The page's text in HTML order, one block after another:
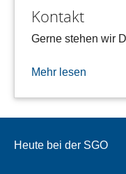
Kontakt
Gerne stehen wir
Mehr lesen
Heute bei der SGO